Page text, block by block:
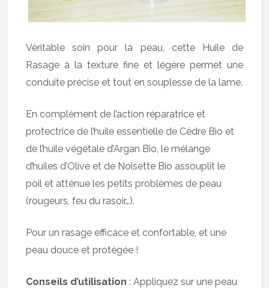
Véritable soin pour la peau, cette Huile de
Rasage à la texture fine et légère permet une
conduite précise et tout en souplesse de la lame.
En complément de l’action réparatrice et
protectrice de l’huile essentielle de Cèdre Bio et
de l’huile végétale d’Argan Bio, le mélange
d’huiles d’Olive et de Noisette Bio assouplit le
poil et atténue les petits problèmes de peau
(rougeurs, feu du rasoir…).
Pour un rasage efficace et confortable, et une
peau douce et protégée !
Conseils d’utilisation : Appliquez sur une peau